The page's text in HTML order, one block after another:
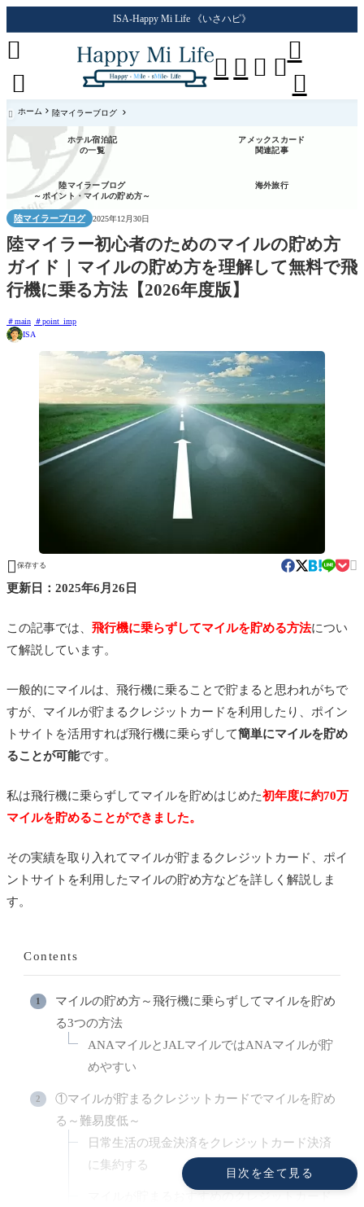
ISA-Happy Mi Life 《いさハピ》
   




 ホーム 陸マイラーブログ
ホテル宿泊記
の一覧
アメックスカード
関連記事
陸マイラーブログ
～ポイント・マイルの貯め方～
海外旅行
陸マイラーブログ 2025年12月30日
陸マイラー初心者のためのマイルの貯め方
ガイド｜マイルの貯め方を理解して無料で飛
行機に乗る方法【2026年度版】
main
point_imp
ISA
 保存する 
更新日：2025年6月26日
この記事では、 飛行機に乗らずしてマイルを貯める方法につい
て解説しています。
一般的にマイルは、飛行機に乗ることで貯まると思われがちで
すが、 マイルが貯まるクレジットカードを利用したり、ポイン
トサイトを活用すれば飛行機に乗らずして簡単にマイルを貯め
ることが可能です。
私は飛行機に乗らずしてマイルを貯めはじめた初年度に約70万
マイルを貯めることができました。
その実績を取り入れてマイルが貯まるクレジットカード、ポイ
ントサイトを利用したマイルの貯め方などを詳しく解説しま
す。
Contents
目次を全て見る
マイルの貯め方～飛行機に乗らずしてマイルを貯め
る3つの方法
ANAマイルとJALマイルではANAマイルが貯
めやすい
①マイルが貯まるクレジットカードでマイルを貯め
る～難易度低～
日常生活の現金決済をクレジットカード決済
に集約する